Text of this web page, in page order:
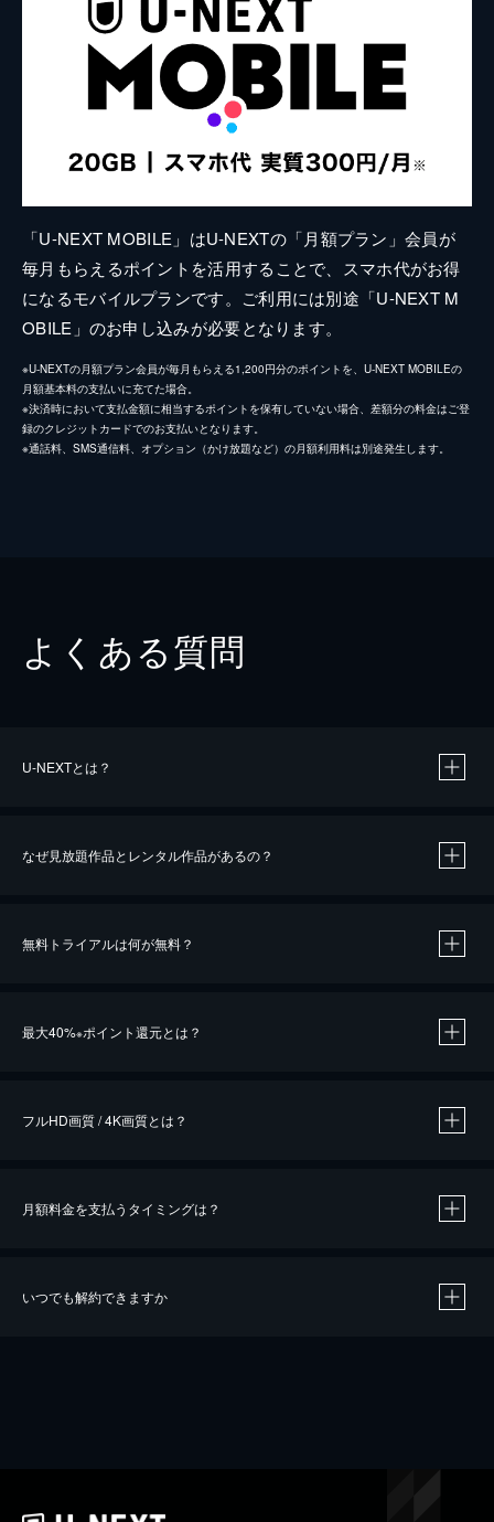
「U-NEXT MOBILE」はU-NEXTの「月額プラン」会員が
毎月もらえるポイントを活用することで、スマホ代がお得
になるモバイルプランです。ご利用には別途「U-NEXT M
OBILE」のお申し込みが必要となります。
※U-NEXTの月額プラン会員が毎月もらえる1,200円分のポイントを、U-NEXT MOBILEの
月額基本料の支払いに充てた場合。
※決済時において支払金額に相当するポイントを保有していない場合、差額分の料金はご登
録のクレジットカードでのお支払いとなります。
※通話料、SMS通信料、オプション（かけ放題など）の月額利用料は別途発生します。
よくある質問
U-NEXTとは？
なぜ見放題作品とレンタル作品があるの？
無料トライアルは何が無料？
最大40%※ポイント還元とは？
※40％ポイント還元の対象は、クレジットカード決済による作品の購入 / レンタルです。
iOSアプリのUコイン決済による作品の購入 / レンタルは、20％のポイント還元です。
フルHD画質 / 4K画質とは？
月額料金を支払うタイミングは？
いつでも解約できますか